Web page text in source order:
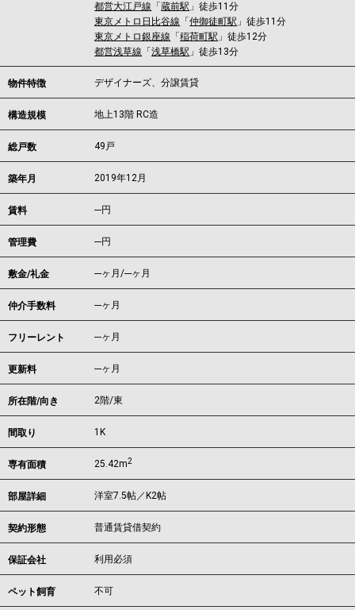
都営大江戸線 「蔵前駅 」徒歩11分
東京メトロ日比谷線 「仲御徒町駅 」徒歩11分
東京メトロ銀座線 「稲荷町駅 」徒歩12分
都営浅草線 「浅草橋駅 」徒歩13分
物件特徴 デザイナーズ、分譲賃貸
構造規模 地上13階 RC造
総戸数 49戸
築年月 2019年12月
賃料 ---円
管理費 ---円
敷金/礼金 ---ヶ月/---ヶ月
仲介手数料 ---ヶ月
フリーレント ---ヶ月
更新料 ---ヶ月
所在階/向き 2階/東
間取り 1K
専有面積 25.42m2
部屋詳細 洋室7.5帖／K2帖
契約形態 普通賃貸借契約
保証会社 利用必須
ペット飼育 不可